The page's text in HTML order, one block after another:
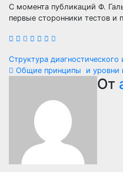
С момента публикаций Ф.
первые сторонники тестов и
Навигация
записям
Структура диагностического
Общие принципы и уровни
От